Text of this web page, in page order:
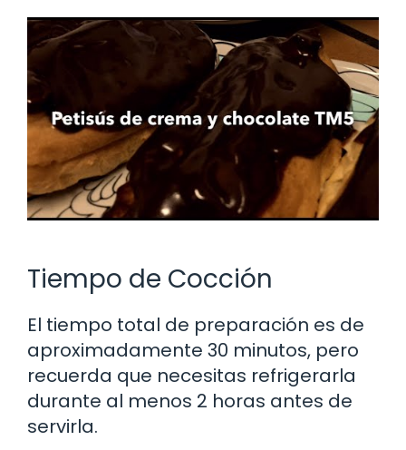
Tiempo de Cocción
El tiempo total de preparación es de
aproximadamente 30 minutos, pero
recuerda que necesitas refrigerarla
durante al menos 2 horas antes de
servirla.